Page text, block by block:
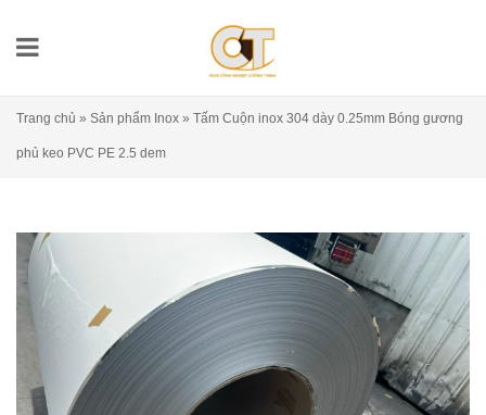
Trang chủ » Sản phẩm Inox » Tấm Cuộn inox 304 dày 0.25mm Bóng gương
phủ keo PVC PE 2.5 dem